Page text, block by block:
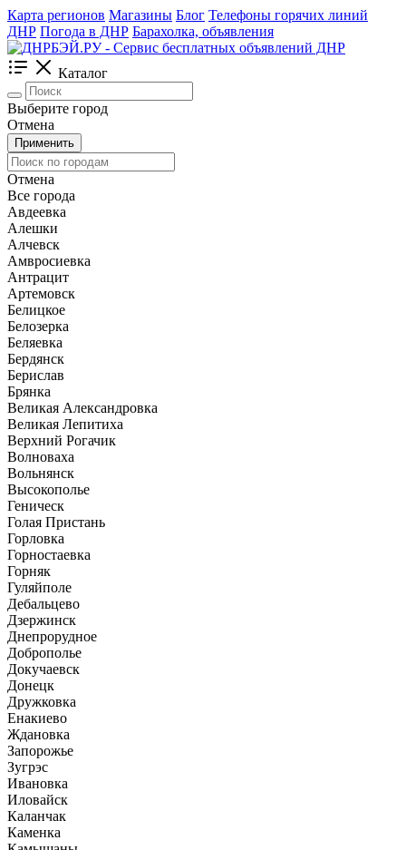
Карта регионов Магазины Блог Телефоны горячих линий
ДНР Погода в ДНР Барахолка, объявления
Каталог
Выберите город
Отмена
Применить
Отмена
Все города
Авдеевка
Алешки
Алчевск
Амвросиевка
Антрацит
Артемовск
Белицкое
Белозерка
Беляевка
Бердянск
Берислав
Брянка
Великая Александровка
Великая Лепитиха
Верхний Рогачик
Волноваха
Вольнянск
Высокополье
Геническ
Голая Пристань
Горловка
Горностаевка
Горняк
Гуляйполе
Дебальцево
Дзержинск
Днепрорудное
Доброполье
Докучаевск
Донецк
Дружковка
Енакиево
Ждановка
Запорожье
Зугрэс
Ивановка
Иловайск
Каланчак
Каменка